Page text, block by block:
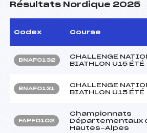
Résultats Nordique 2025
Codex Course
BNAF0132
CHALLENGE
BIATHLON U15 ÉTÉ
BNAF0131
CHALLENGE
BIATHLON U15 ÉTÉ
FAPF0102
Championnats
Départementaux
Hautes-Alpes